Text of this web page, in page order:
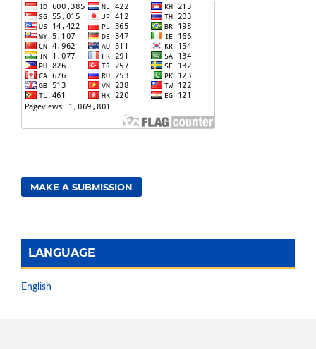
MAKE A SUBMISSION
LANGUAGE
English